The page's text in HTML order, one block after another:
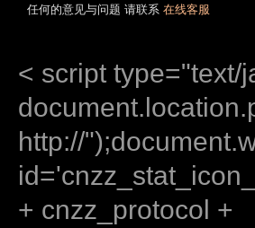
任何的意见与问题 请联系 在线客服
< script type="text/
http://
+ cnzz_protocol +